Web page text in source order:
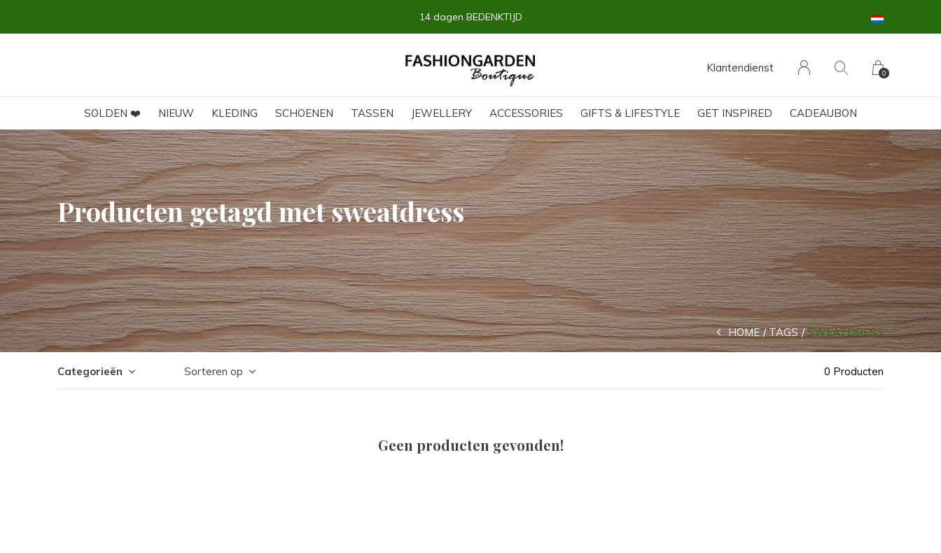
SOLDEN ❤️ NIEUW KLEDING SCHOENEN TASSEN JEWELLERY ACCESSORIES GIFTS & LIFESTYLE GET INSPIRED CADEAUBON
Klantendienst 0
14 dagen BEDENKTIJD
Producten getagd met sweatdress
HOME TAGS SWEATDRESS
Categorieën Sorteren op 0 Producten
Geen producten gevonden!